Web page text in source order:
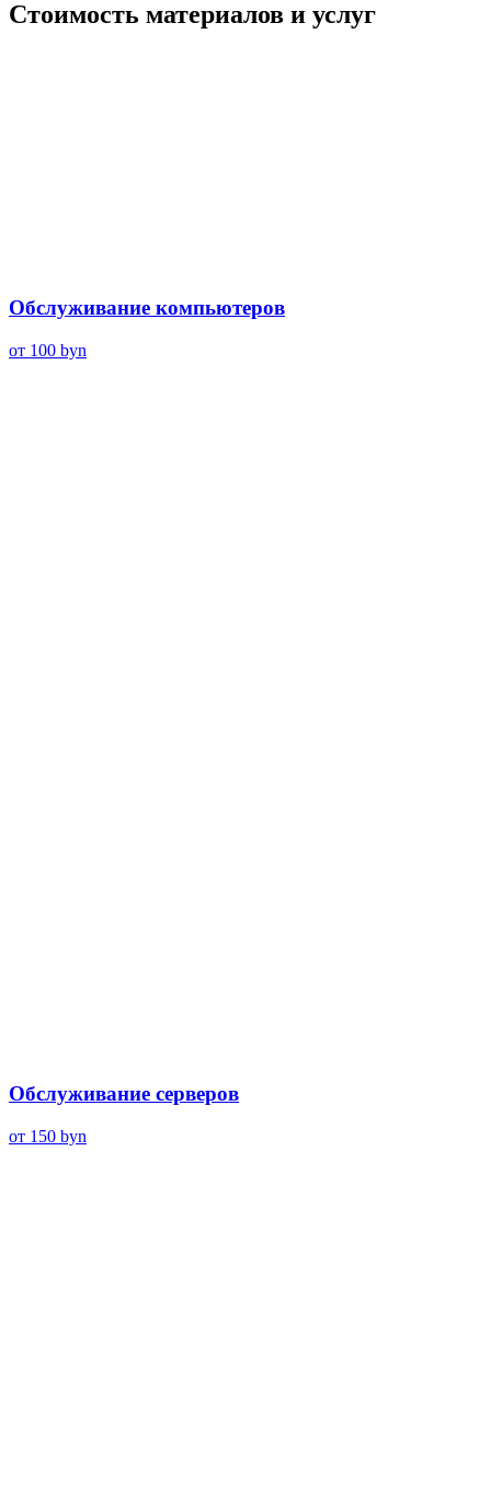
Стоимость материалов и услуг
Обслуживание компьютеров
от 100 byn
Обслуживание серверов
от 150 byn